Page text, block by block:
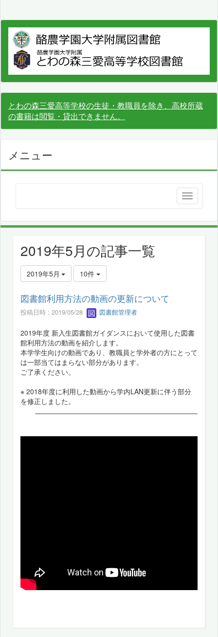
とわの森三愛高等学校の生徒・教職員を除き、高校所蔵
の書籍は閲覧・貸出できません。
メニュー
2019年5月の記事一覧
2019年5月 10件
図書館利用方法の動画の更新について
投稿日時 : 2019/05/28 図書館管理者
2019年度 新入生図書館ガイダンスにおいて使用した図書
館利用方法の動画を紹介します。
本学学生向けの動画であり、教職員と学外者の方にとって
は一部当てはまらない部分があります。
ご了承ください。
※ 2018年度に利用した動画から学内LAN更新に伴う部分
を修正しました。